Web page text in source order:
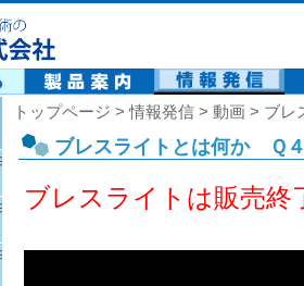
トップページ > 情報発信 > 動画 > ブ
ブレスライトとは何か Ｑ
ブレスライトは販売終